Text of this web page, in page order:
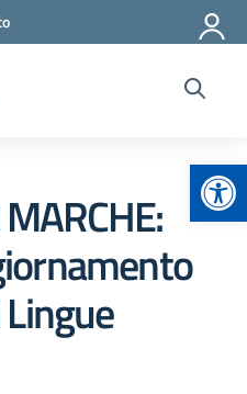
MARCHE: